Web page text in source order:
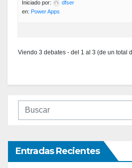
Iniciado por:
dfser
en: Power Apps
Viendo 3 debates - del 1 al 3 (de un total
Entradas Recientes